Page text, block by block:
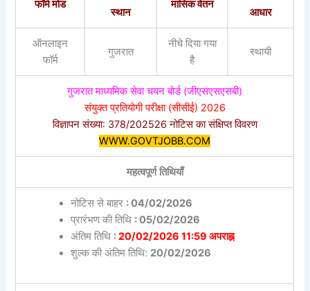
फॉर्म मोड
स्थान
मासिक वेतन
आधार
ऑनलाइन
फॉर्म
गुजरात
नीचे दिया गया
है
स्थायी
गुजरात माध्यमिक सेवा चयन बोर्ड (जीएसएसएसबी)
संयुक्त प्रतियोगी परीक्षा (सीसीई) 2026
विज्ञापन संख्या: 378/202526 नोटिस का संक्षिप्त विवरण
WWW.GOVTJOBB.COM
महत्वपूर्ण तिथियाँ
नोटिस से बाहर : 04/02/2026
प्रारंभण की तिथि : 05/02/2026
अंतिम तिथि :20/02/2026 11:59 अपराह्न
शुल्क की अंतिम तिथि: 20/02/2026